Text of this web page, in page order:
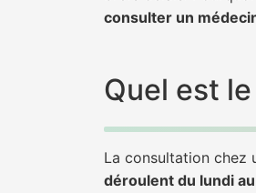
consulter un
Quel est
La consultation chez
déroulent du lundi